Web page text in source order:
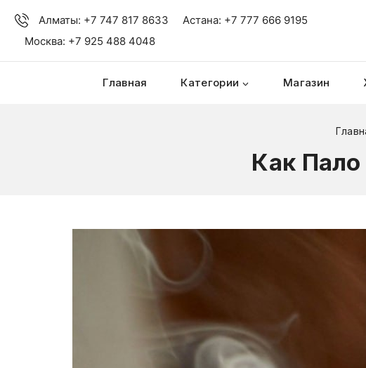
Алматы: +7 747 817 8633
Астана: +7 777 666 9195
Москва: +7 925 488 4048
Главная Категории Магазин
Как Пало